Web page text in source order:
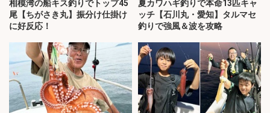
相模湾の船キス釣りでトップ45
尾【ちがさき丸】振分け仕掛け
に好反応！
夏カワハギ釣りで本命13匹キャ
ッチ【石川丸・愛知】タルマセ
釣りで強風＆波を攻略